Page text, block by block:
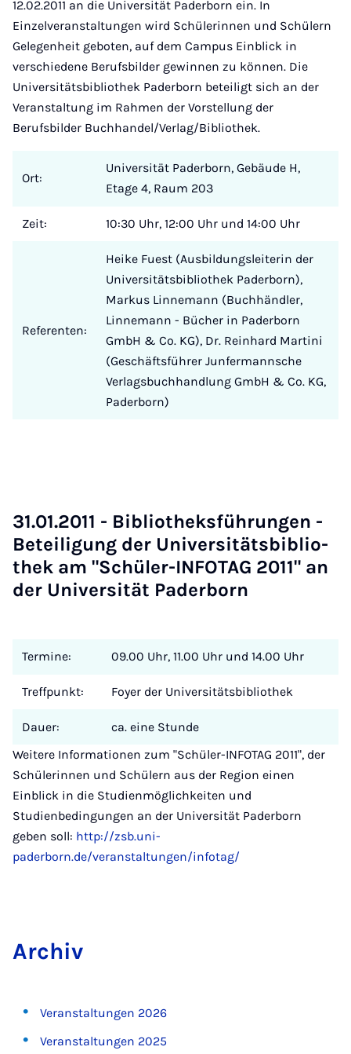
12.02.2011 an die Universität Paderborn ein. In
Einzelveranstaltungen wird Schülerinnen und Schülern
Gelegenheit geboten, auf dem Campus Einblick in
verschiedene Berufsbilder gewinnen zu können. Die
Universitätsbibliothek Paderborn beteiligt sich an der
Veranstaltung im Rahmen der Vorstellung der
Berufsbilder Buchhandel/Verlag/Bibliothek.
Ort:
Universität Paderborn, Gebäude H,
Etage 4, Raum 203
Zeit: 10:30 Uhr, 12:00 Uhr und 14:00 Uhr
Referenten:
Heike Fuest (Ausbildungsleiterin der
Universitätsbibliothek Paderborn),
Markus Linnemann (Buchhändler,
Linnemann - Bücher in Paderborn
GmbH & Co. KG), Dr. Reinhard Martini
(Geschäftsführer Junfermannsche
Verlagsbuchhandlung GmbH & Co. KG,
Paderborn)
31.01.2011 - Bi­blio­theks­füh­run­gen -
Be­tei­li­gung der Uni­ver­si­täts­bi­blio­
thek am "Schü­ler-IN­FO­TAG 2011" an
der Uni­ver­si­tät Pa­der­born
Termine: 09.00 Uhr, 11.00 Uhr und 14.00 Uhr
Treffpunkt: Foyer der Universitätsbibliothek
Dauer:
ca. eine Stunde
Weitere Informationen zum "Schüler-INFOTAG 2011", der
Schülerinnen und Schülern aus der Region einen
Einblick in die Studienmöglichkeiten und
Studienbedingungen an der Universität Paderborn
geben soll: http://zsb.uni-
paderborn.de/veranstaltungen/infotag/
Ar­chiv
Veranstaltungen 2026
Veranstaltungen 2025